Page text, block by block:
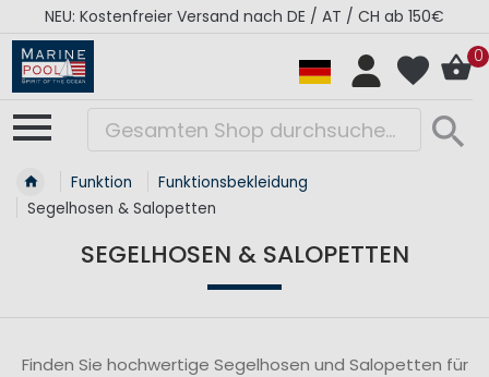
NEU: Kostenfreier Versand nach DE / AT / CH ab 150€
0
Funktion
Funktionsbekleidung
Segelhosen & Salopetten
SEGELHOSEN & SALOPETTEN
Finden Sie hochwertige Segelhosen und Salopetten für